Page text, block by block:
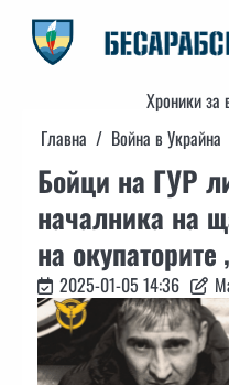
content
Хроники за
Главна
Война в Украйна
Бойци на ГУР
началника на
на
2025-01-05 14:36